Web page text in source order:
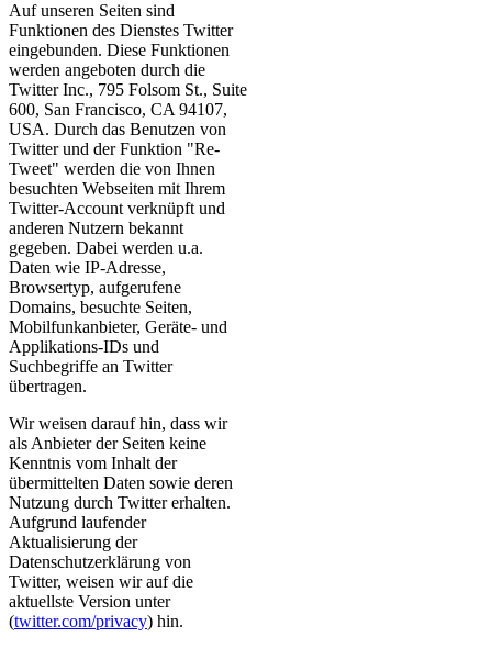
Auf unseren Seiten sind
Funktionen des Dienstes Twitter
eingebunden. Diese Funktionen
werden angeboten durch die
Twitter Inc., 795 Folsom St., Suite
600, San Francisco, CA 94107,
USA. Durch das Benutzen von
Twitter und der Funktion "Re-
Tweet" werden die von Ihnen
besuchten Webseiten mit Ihrem
Twitter-Account verknüpft und
anderen Nutzern bekannt
gegeben. Dabei werden u.a.
Daten wie IP-Adresse,
Browsertyp, aufgerufene
Domains, besuchte Seiten,
Mobilfunkanbieter, Geräte- und
Applikations-IDs und
Suchbegriffe an Twitter
übertragen.
Wir weisen darauf hin, dass wir
als Anbieter der Seiten keine
Kenntnis vom Inhalt der
übermittelten Daten sowie deren
Nutzung durch Twitter erhalten.
Aufgrund laufender
Aktualisierung der
Datenschutzerklärung von
Twitter, weisen wir auf die
aktuellste Version unter
(twitter.com/privacy) hin.